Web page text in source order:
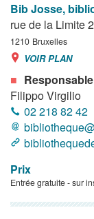
Bib Josse,
rue de la Limite 2
1210 Bruxelles
VOIR PLAN
Responsable
Filippo Virgilio
02 218 82 42
Prix
Entrée gratuite - sur